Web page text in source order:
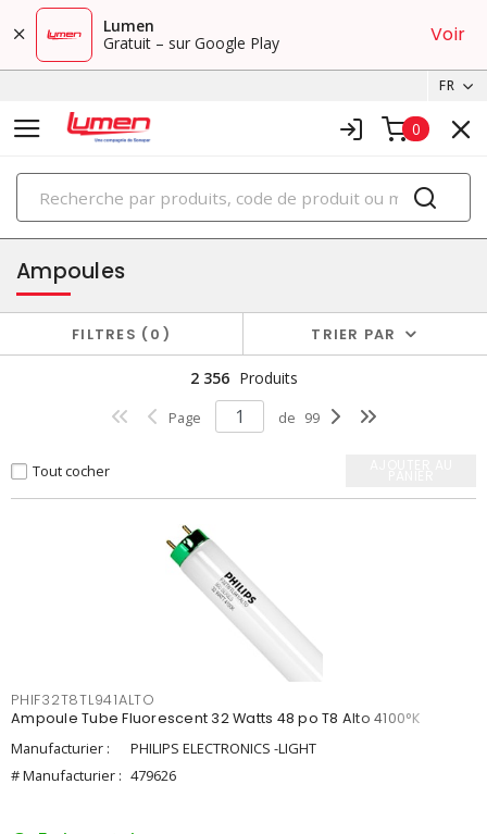
Lumen
Gratuit – sur Google Play
Voir
FR
0
PRODUITS
éclairage
Ampoules
FILTRES 0 TRIER PAR
2 356 Produits
Page de 99
Tout cocher
PHIF32T8TL941ALTO
Ampoule Tube Fluorescent 32 Watts 48 po T8 Alto 4100°K
Manufacturier :
PHILIPS ELECTRONICS -LIGHT
# Manufacturier : 479626